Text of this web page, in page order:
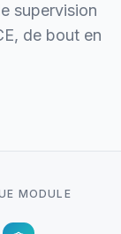
supervision
de bout en
MODULE